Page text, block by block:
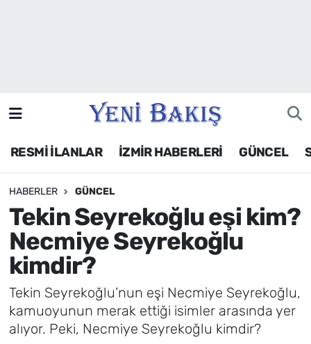
RESMİ İLANLAR İZMİR HABERLERİ GÜNCEL
HABERLER GÜNCEL
Tekin Seyrekoğlu eşi kim?
Necmiye Seyrekoğlu
kimdir?
Tekin Seyrekoğlu’nun eşi Necmiye Seyrekoğlu,
kamuoyunun merak ettiği isimler arasında yer
alıyor. Peki, Necmiye Seyrekoğlu kimdir?
Siyaset
Asayiş / Polis-Adliye
Magazin
Foto Galeri
Künye